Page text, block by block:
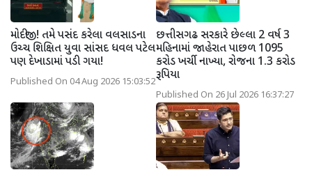
મોદીજી! તમે પસંદ કરેલા વલસાડના
ઉચ્ચ શિક્ષિત યુવા સાંસદ ધવલ પટેલ
પણ દેખાડામાં પડી ગયા!
Published On 04 Aug 2026 15:03:52
છત્તીસગઢ સરકારે છેલ્લા 2 વર્ષ 3
મહિનામાં જાહેરાત પાછળ 1095
કરોડ ખર્ચી નાખ્યા, રોજના 1.3 કરોડ
રૂપિયા
Published On 26 Jul 2026 16:37:27